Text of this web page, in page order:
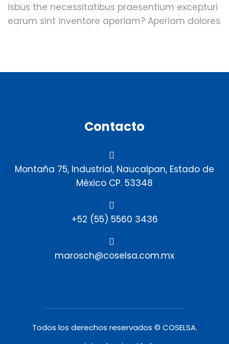
isbus the necessitatibus praesentium excepturi
earum sint inventore aperiam? Aperiam dolores
Contacto
Montaña 75, Industrial, Naucalpan, Estado de
México CP. 53348
+52 (55) 5560 3436
marosch@coselsa.com.mx
Todos los derechos reservados © COSELSA.